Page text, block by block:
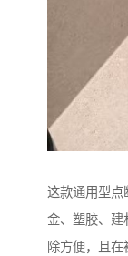
这款通用型点
金、塑胶、建
除方便，且